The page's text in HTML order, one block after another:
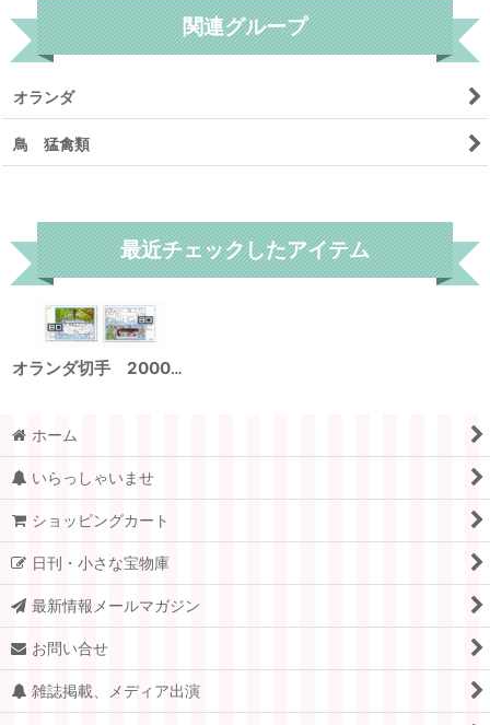
関連グループ
オランダ
鳥 猛禽類
最近チェックしたアイテム
オランダ切手 2000年 環境保護 グリーンホーカー ウェザーフィッシュ 2種
ホーム
いらっしゃいませ
ショッピングカート
日刊・小さな宝物庫
最新情報メールマガジン
お問い合せ
雑誌掲載、メディア出演